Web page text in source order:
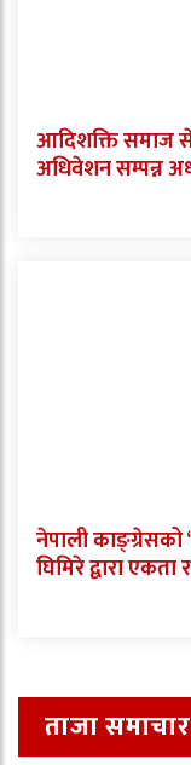
आदिशक्ति समाज
अधिवेशन सम्पन्न
नेपाली काङ्ग्रेसको
घिमिरे द्वारा
ताजा समाचार